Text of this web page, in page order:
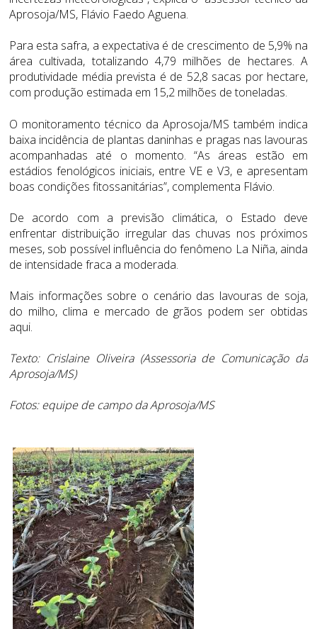
Aprosoja/MS, Flávio Faedo Aguena.
Para esta safra, a expectativa é de crescimento de 5,9% na
área cultivada, totalizando 4,79 milhões de hectares. A
produtividade média prevista é de 52,8 sacas por hectare,
com produção estimada em 15,2 milhões de toneladas.
O monitoramento técnico da Aprosoja/MS também indica
baixa incidência de plantas daninhas e pragas nas lavouras
acompanhadas até o momento. “As áreas estão em
estádios fenológicos iniciais, entre VE e V3, e apresentam
boas condições fitossanitárias”, complementa Flávio.
De acordo com a previsão climática, o Estado deve
enfrentar distribuição irregular das chuvas nos próximos
meses, sob possível influência do fenômeno La Niña, ainda
de intensidade fraca a moderada.
Mais informações sobre o cenário das lavouras de soja,
do milho, clima e mercado de grãos podem ser obtidas
aqui.
Texto: Crislaine Oliveira (Assessoria de Comunicação da
Aprosoja/MS)
Fotos: equipe de campo da Aprosoja/MS